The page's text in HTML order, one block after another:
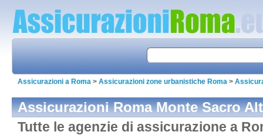
Assicurazioni a Roma > Assicurazioni zone urbanistiche Roma >
Assicurazioni Roma Monte Sacro
Tutte le agenzie di assicurazione a